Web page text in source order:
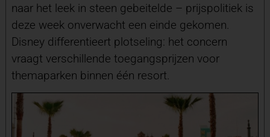
naar het leek in steen gebeitelde – prijspolitiek is
deze week onverwacht een einde gekomen.
Disney differentieert plotseling: het concern
vraagt verschillende toegangsprijzen voor
themaparken binnen één resort.